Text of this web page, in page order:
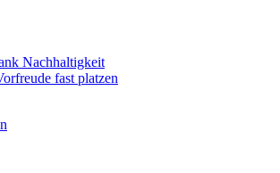
Nachhaltigkeit
fast platzen